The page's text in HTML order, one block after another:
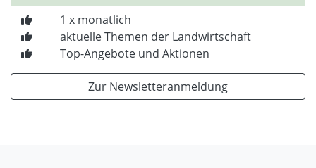
1 x monatlich
aktuelle Themen der Landwirtschaft
Top-Angebote und Aktionen
Zur Newsletteranmeldung